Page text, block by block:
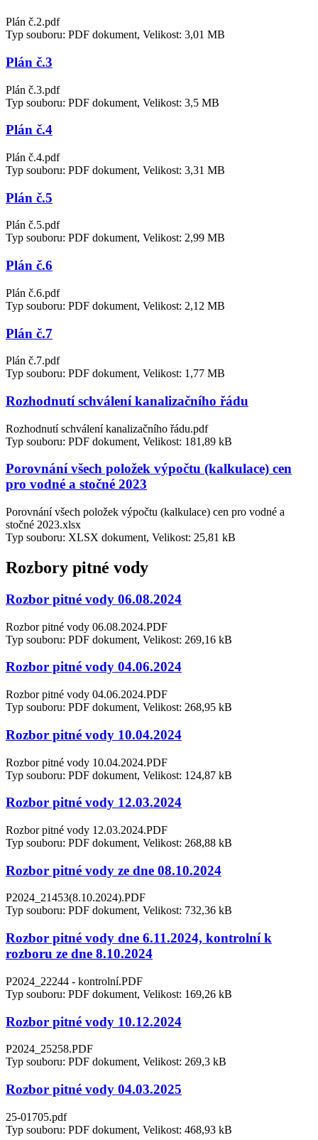
Plán č.2.pdf
Typ souboru: PDF dokument, Velikost: 3,01 MB
Plán č.3
Plán č.3.pdf
Typ souboru: PDF dokument, Velikost: 3,5 MB
Plán č.4
Plán č.4.pdf
Typ souboru: PDF dokument, Velikost: 3,31 MB
Plán č.5
Plán č.5.pdf
Typ souboru: PDF dokument, Velikost: 2,99 MB
Plán č.6
Plán č.6.pdf
Typ souboru: PDF dokument, Velikost: 2,12 MB
Plán č.7
Plán č.7.pdf
Typ souboru: PDF dokument, Velikost: 1,77 MB
Rozhodnutí schválení kanalizačního řádu
Rozhodnutí schválení kanalizačního řádu.pdf
Typ souboru: PDF dokument, Velikost: 181,89 kB
Porovnání všech položek výpočtu (kalkulace) cen
pro vodné a stočné 2023
Porovnání všech položek výpočtu (kalkulace) cen pro vodné a
stočné 2023.xlsx
Typ souboru: XLSX dokument, Velikost: 25,81 kB
Rozbory pitné vody
Rozbor pitné vody 06.08.2024
Rozbor pitné vody 06.08.2024.PDF
Typ souboru: PDF dokument, Velikost: 269,16 kB
Rozbor pitné vody 04.06.2024
Rozbor pitné vody 04.06.2024.PDF
Typ souboru: PDF dokument, Velikost: 268,95 kB
Rozbor pitné vody 10.04.2024
Rozbor pitné vody 10.04.2024.PDF
Typ souboru: PDF dokument, Velikost: 124,87 kB
Rozbor pitné vody 12.03.2024
Rozbor pitné vody 12.03.2024.PDF
Typ souboru: PDF dokument, Velikost: 268,88 kB
Rozbor pitné vody ze dne 08.10.2024
P2024_21453(8.10.2024).PDF
Typ souboru: PDF dokument, Velikost: 732,36 kB
Rozbor pitné vody dne 6.11.2024, kontrolní k
rozboru ze dne 8.10.2024
P2024_22244 - kontrolní.PDF
Typ souboru: PDF dokument, Velikost: 169,26 kB
Rozbor pitné vody 10.12.2024
P2024_25258.PDF
Typ souboru: PDF dokument, Velikost: 269,3 kB
Rozbor pitné vody 04.03.2025
25-01705.pdf
Typ souboru: PDF dokument, Velikost: 468,93 kB